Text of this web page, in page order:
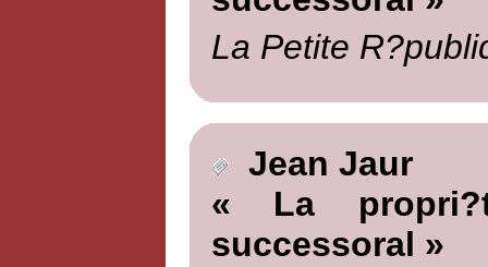
La Petite
Jean Jaur
« La
successoral »